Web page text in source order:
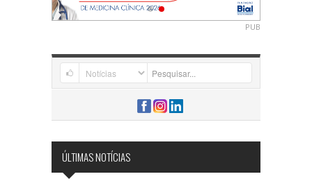
PUB
ÚLTIMAS NOTÍCIAS